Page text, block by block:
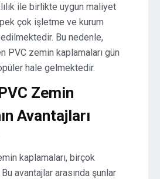
ile birlikte uygun maliyet
çok işletme ve kurum
Bu nedenle,
PVC zemin kaplamaları gün
hale gelmektedir.
Zemin
Avantajları
kaplamaları, birçok
avantajlar arasında şunlar